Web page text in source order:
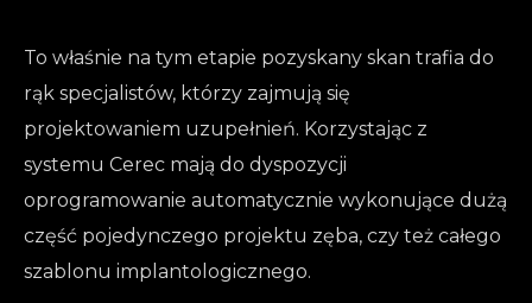
To właśnie na tym etapie pozyskany skan trafia do
rąk specjalistów, którzy zajmują się
projektowaniem uzupełnień. Korzystając z
systemu Cerec mają do dyspozycji
oprogramowanie automatycznie wykonujące dużą
część pojedynczego projektu zęba, czy też całego
szablonu implantologicznego.